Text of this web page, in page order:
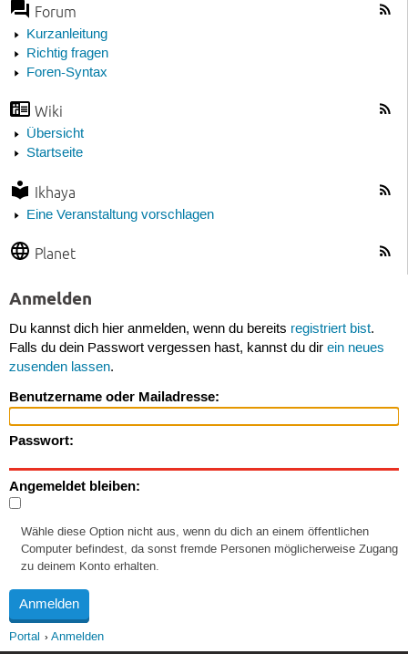
Forum
Kurzanleitung
Richtig fragen
Foren-Syntax
Wiki
Übersicht
Startseite
Ikhaya
Eine Veranstaltung vorschlagen
Planet
Anmelden
Du kannst dich hier anmelden, wenn du bereits registriert bist.
Falls du dein Passwort vergessen hast, kannst du dir ein neues
zusenden lassen.
Benutzername oder Mailadresse:
Passwort:
Angemeldet bleiben:
Wähle diese Option nicht aus, wenn du dich an einem öffentlichen
Computer befindest, da sonst fremde Personen möglicherweise Zugang
zu deinem Konto erhalten.
Portal Anmelden